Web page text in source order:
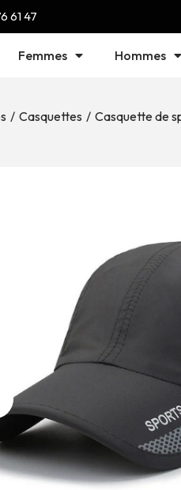
61 47
Femmes Hommes
/ Casquettes / Casquette de